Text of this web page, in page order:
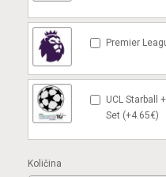
Premier
UCL Starball
Set (+4.65€)
Količina